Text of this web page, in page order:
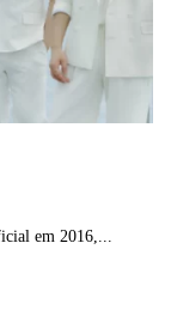
em 2016,...